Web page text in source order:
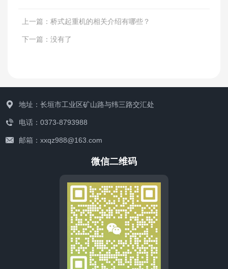
上一篇：桥式起重机的相关介绍有哪些？
下一篇：没有了
地址：长垣市工业区矿山路与纬三路交汇处
电话：0373-8793988
邮箱：xxqz988@163.com
微信二维码